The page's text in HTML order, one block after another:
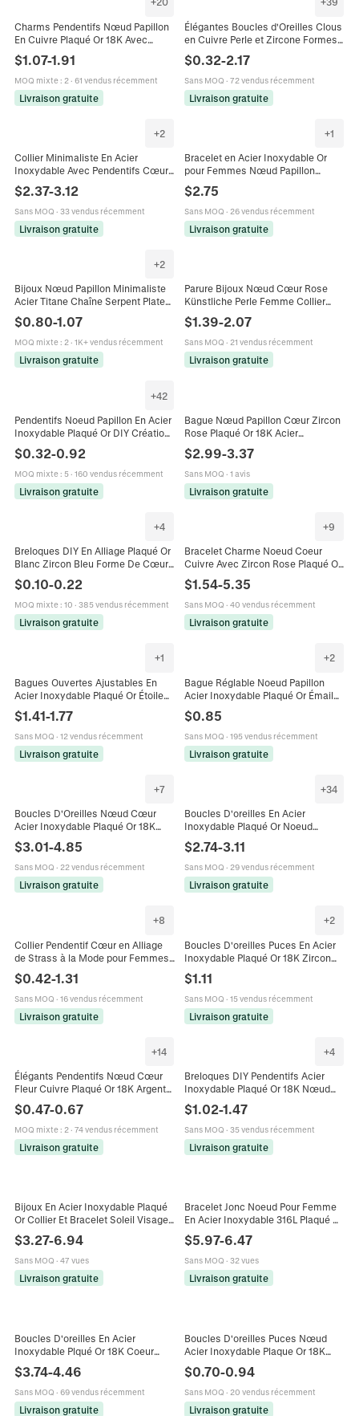
Charms Pendentifs Nœud Papillon
En Cuivre Plaqué Or 18K Avec
Bijoux Bricolage
$1.07-1.91
MOQ mixte: 2· 61 vendus récemment
Livraison gratuite
Élégantes Boucles d'Oreilles Clous
en Cuivre Perle et Zircone Formes
Femme Bijoux Cadeau Plaqué
Platine Or Rose
$0.32-2.17
Sans MOQ · 72 vendus récemment
Livraison gratuite
+2
Collier Minimaliste En Acier
Inoxydable Avec Pendentifs Cœur
Nœud Et Künstliche Perle Bijoux
Élégants Plaqué Or Argent
$2.37-3.12
Sans MOQ · 33 vendus récemment
Livraison gratuite
+1
Bracelet en Acier Inoxydable Or
pour Femmes Nœud Papillon
Strass Arbre de Vie Pendentif Clé
Bracelet Charme Réglable Bijoux
de Mode
$2.75
Sans MOQ · 26 vendus récemment
Livraison gratuite
+2
Bijoux Nœud Papillon Minimaliste
Acier Titane Chaîne Serpent Plate
Plaqué Or Accessoires Élégants
Pour Femmes
$0.80-1.07
MOQ mixte: 2· 1K+ vendus récemment
Livraison gratuite
Parure Bijoux Nœud Cœur Rose
Künstliche Perle Femme Collier
Pendentif Zircon Tige Boucles
Argent Élégant Acier Titane Plaqué
Or
$1.39-2.07
Sans MOQ · 21 vendus récemment
Livraison gratuite
+42
Pendentifs Noeud Papillon En Acier
Inoxydable Plaqué Or DIY Création
De Bijoux Breloques Accessoires
Collier Bracelet
$0.32-0.92
MOQ mixte: 5· 160 vendus récemment
Livraison gratuite
Bague Nœud Papillon Cœur Zircon
Rose Plaqué Or 18K Acier
Inoxydable Bijoux Mode Pour
Femmes Accessoires Style Niche
$2.99-3.37
Sans MOQ · 1 avis
Livraison gratuite
+4
Breloques DIY En Alliage Plaqué Or
Blanc Zircon Bleu Forme De Cœur
Nœud Papillon Ours Pour La
Création De Colliers Boucles
$0.10-0.22
MOQ mixte: 10 · 385 vendus récemment
Livraison gratuite
+9
Bracelet Charme Noeud Coeur
Cuivre Avec Zircon Rose Plaqué Or
14K Bijoux Doux Pour Femmes
Cadeau Valentin
$1.54-5.35
Sans MOQ · 40 vendus récemment
Livraison gratuite
+1
Bagues Ouvertes Ajustables En
Acier Inoxydable Plaqué Or Étoile
Nœud Animal Bijoux De Mode
$1.41-1.77
Sans MOQ · 12 vendus récemment
Livraison gratuite
+2
Bague Réglable Noeud Papillon
Acier Inoxydable Plaqué Or Émail
Bijoux Doux Pour Femmes
$0.85
Sans MOQ · 195 vendus récemment
Livraison gratuite
+7
Boucles D'Oreilles Nœud Cœur
Acier Inoxydable Plaqué Or 18K
Zircon Künstliche Perle
Imperméable Hypoallergénique
Bijoux Tendance Femmes
$3.01-4.85
Sans MOQ · 22 vendus récemment
Livraison gratuite
+34
Boucles D'oreilles En Acier
Inoxydable Plaqué Or Noeud
Géométrique Künstliche Perle
Strass Céleste Bijoux De Mode
Vintage Pour Femmes
$2.74-3.11
Sans MOQ · 29 vendus récemment
Livraison gratuite
+8
Collier Pendentif Cœur en Alliage
de Strass à la Mode pour Femmes
Papillon Bijoux en Chaîne Or Argent
$0.42-1.31
Sans MOQ · 16 vendus récemment
Livraison gratuite
+2
Boucles D'oreilles Puces En Acier
Inoxydable Plaqué Or 18K Zircon
Étanche Hypoallergénique Pour
Femmes
$1.11
Sans MOQ · 15 vendus récemment
Livraison gratuite
+14
Élégants Pendentifs Nœud Cœur
Fleur Cuivre Plaqué Or 18K Argent
Avec Zircone Accessoires Bijoux
DIY Pour Femmes
$0.47-0.67
MOQ mixte: 2· 74 vendus récemment
Livraison gratuite
+4
Breloques DIY Pendentifs Acier
Inoxydable Plaqué Or 18K Nœud
Papillon Soleil Étanche
Hypoallergénique Pour Création
Bijoux
$1.02-1.47
Sans MOQ · 35 vendus récemment
Livraison gratuite
Bijoux En Acier Inoxydable Plaqué
Or Collier Et Bracelet Soleil Visage
Coeur Noeud Perles Céramique
Fleur Bleu Blanc Femmes
$3.27-6.94
Sans MOQ · 47 vues
Livraison gratuite
Bracelet Jonc Noeud Pour Femme
En Acier Inoxydable 316L Plaqué Or
18K Avec Noeud En Strass Bijoux
Mode Cadeau De Noël
$5.97-6.47
Sans MOQ · 32 vues
Livraison gratuite
Boucles D'oreilles En Acier
Inoxydable Plqué Or 18K Coeur
Baroque Zircon Strass Mode
Femme
$3.74-4.46
Sans MOQ · 69 vendus récemment
Livraison gratuite
Boucles D'oreilles Puces Nœud
Acier Inoxydable Plaque Or 18K
Style Simple Polyvalent
$0.70-0.94
Sans MOQ · 20 vendus récemment
Livraison gratuite